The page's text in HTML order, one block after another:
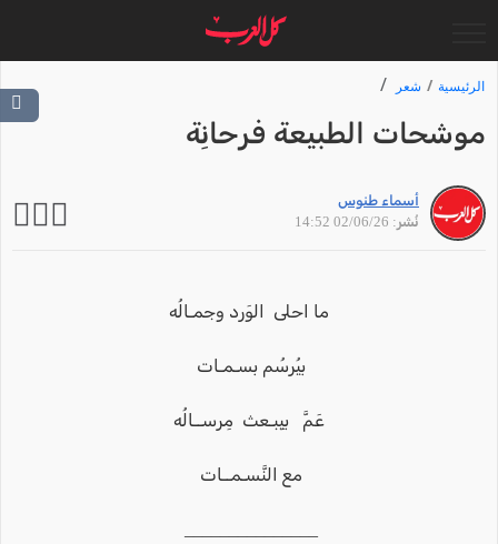
الرئيسية شعر
موشحات الطبيعة فرحانِة
أسماء طنوس
نُشر: 02/06/26 14:52
ما احلى الوَرد وجمـالُه
بيُرسُم بسـمـات
عَمَّ بيِبـعث مِرســالُه
مع النَّسـمــات